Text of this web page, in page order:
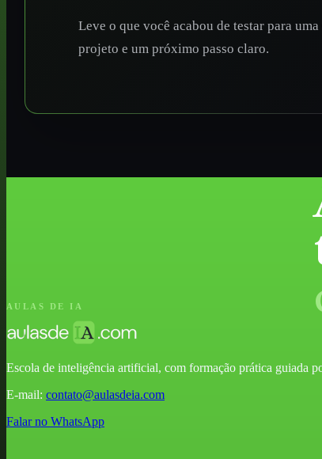
Leve o que você acabou de testar para
projeto e um próximo passo claro.
AULAS DE IA
Escola de inteligência artificial, com formação prática guiada
E-mail: contato@aulasdeia.com
Falar no WhatsApp